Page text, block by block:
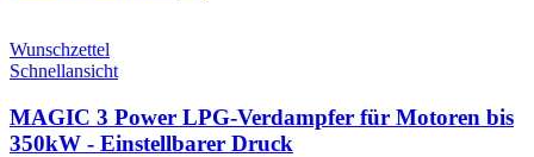
Wunschzettel
Schnellansicht
MAGIC 3 Power LPG-Verdampfer für Motoren bis
350kW - Einstellbarer Druck